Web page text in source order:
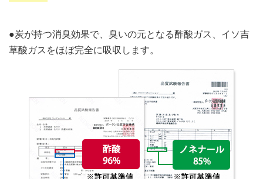
●炭が持つ消臭効果で、臭いの元となる酢酸ガス、イソ吉
草酸ガスをほぼ完全に吸収します。